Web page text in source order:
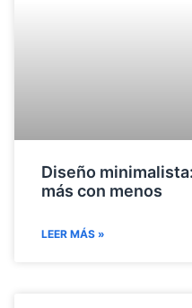
Diseño
más con menos
LEER MÁS »